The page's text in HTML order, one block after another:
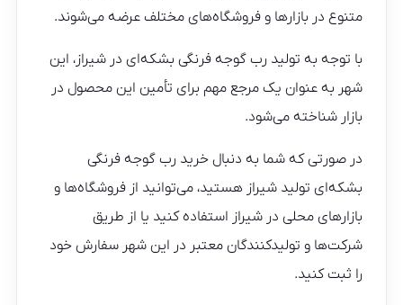
متنوع در بازارها و فروشگاه‌های مختلف عرضه می‌شوند.
با توجه به تولید رب گوجه فرنگی بشکه‌ای در شیراز، این
شهر به عنوان یک مرجع مهم برای تأمین این محصول در
بازار شناخته می‌شود.
در صورتی که شما به دنبال خرید رب گوجه فرنگی
بشکه‌ای تولید شیراز هستید، می‌توانید از فروشگاه‌ها و
بازارهای محلی در شیراز استفاده کنید یا از طریق
شرکت‌ها و تولیدکنندگان معتبر در این شهر سفارش خود
را ثبت کنید.